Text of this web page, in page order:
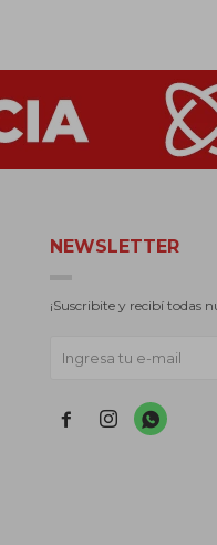
NEWSLETTER
¡Suscribite y recibí todas
  